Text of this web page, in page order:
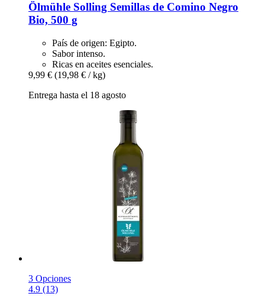
Ölmühle Solling Semillas de Comino Negro
Bio, 500 g
País de origen: Egipto.
Sabor intenso.
Ricas en aceites esenciales.
9,99 € (19,98 € / kg)
Entrega hasta el 18 agosto
3 Opciones
4.9 (13)